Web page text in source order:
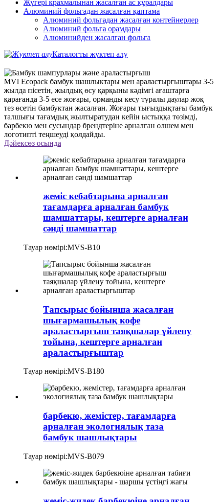
Жүгері крахмалынан жасалған ас құралдары
Алюминий фольгадан жасалған қаптама
Алюминий фольгадан жасалған контейнерлер
Алюминий фольга орамдары
Алюминийден жасалған фольга
Каталогты жүктеп алу
MVI Ecopack бамбук шашлыктары мен араластырғыштары 3-5
жылда пісетін, жылдық өсу қарқыны кәдімгі ағаштарға
қарағанда 3-5 есе жоғары, орманды кесу туралы даулар жоқ
тез өсетін бамбуктан жасалған. Жоғары тығыздықтағы бамбук
талшығы тағамдық жылтыратудан кейін ыстыққа төзімді,
барбекю мен сусындар брендтеріне арналған өлшем мен
логотипті теңшеуді қолдайды.
Дәйексөз осында
жеміс кебабтарына арналған
тағамдарға арналған бамбук
шамшаттары, кештерге арналған
сәнді шамшаттар
Тауар нөмірі:MVS-B10
Тапсырыс бойынша жасалған
шығармашылық кофе
араластырғыш таяқшалар үйлену
тойына, кештерге арналған
араластырғыштар
Тауар нөмірі:MVS-B180
барбекю, жемістер, тағамдарға
арналған экологиялық таза
бамбук шашлықтары
Тауар нөмірі:MVS-B079